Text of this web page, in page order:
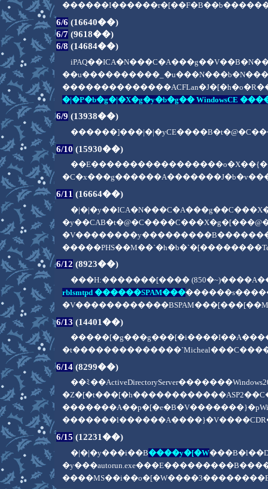
6/6 (16640��)
6/7 (9618��)
6/8 (14684��)
�|�P�b�g�|�X�g�y�b�g�� WindowsCE
6/9 (13938��)
6/10 (15930��)
6/11 (16664��)
6/12 (8923��)
���H:�������[����
rblsmtpd ������SPAM���
6/13 (14401��)
6/14 (8299��)
��ﾐ
6/15 (12231��)
�|�|�y���i��B����y�[�W